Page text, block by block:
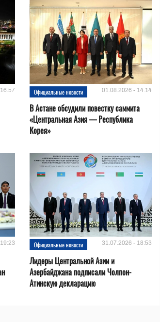
Официальные новости 01.08.2026 - 14:14
В Астане обсудили повестку саммита
«Центральная Азия — Республика
Корея»
Официальные новости 31.07.2026 - 18:53
Лидеры Центральной Азии и
Азербайджана подписали Чолпон-
Атинскую декларацию